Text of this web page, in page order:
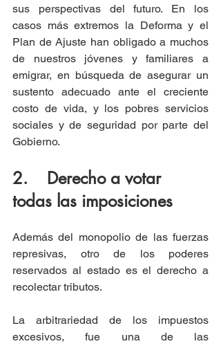
sus perspectivas del futuro. En los
casos más extremos la Deforma y el
Plan de Ajuste han obligado a muchos
de nuestros jóvenes y familiares a
emigrar, en búsqueda de asegurar un
sustento adecuado ante el creciente
costo de vida, y los pobres servicios
sociales y de seguridad por parte del
Gobierno.
2.    Derecho a votar
todas las imposiciones
Además del monopolio de las fuerzas
represivas, otro de los poderes
reservados al estado es el derecho a
recolectar tributos.
La arbitrariedad de los impuestos
excesivos, fue una de las